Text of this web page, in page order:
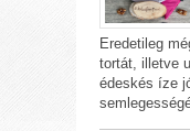
Eredetileg
tortát, illetve
édeskés íze